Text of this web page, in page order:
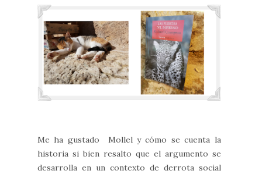
Me ha gustado Mollel y cómo se cuenta la
historia si bien resalto que el argumento se
desarrolla en un contexto de derrota social